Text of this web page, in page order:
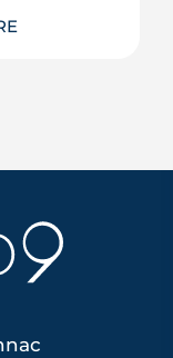
de
vie et de
qui